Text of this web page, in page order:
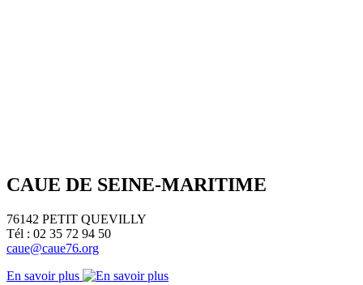
CAUE DE SEINE-MARITIME
76142 PETIT QUEVILLY
Tél : 02 35 72 94 50
caue@caue76.org
En savoir plus